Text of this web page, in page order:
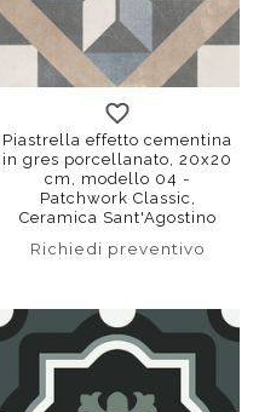
Piastrella effetto cementina
in gres porcellanato, 20x20
cm, modello 04 -
Patchwork Classic,
Ceramica Sant'Agostino
Richiedi preventivo